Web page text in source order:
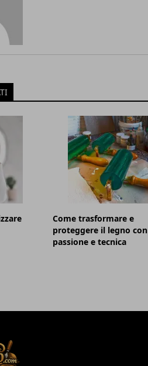
Come trasformare e
proteggere il legno con
passione e tecnica